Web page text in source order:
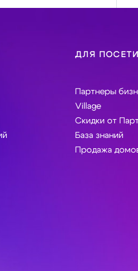
ДЛЯ
Партнеры
Village
Скидки от
База знаний
Продажа